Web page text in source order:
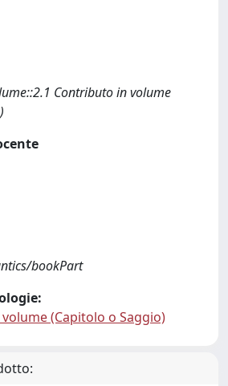
Contributo in volume
bookPart
(Capitolo o Saggio)